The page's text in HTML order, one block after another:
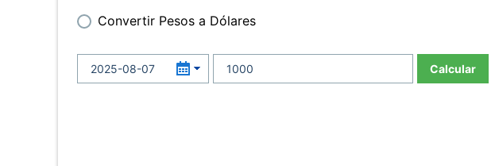
Convertir Pesos a Dólares
Calcular